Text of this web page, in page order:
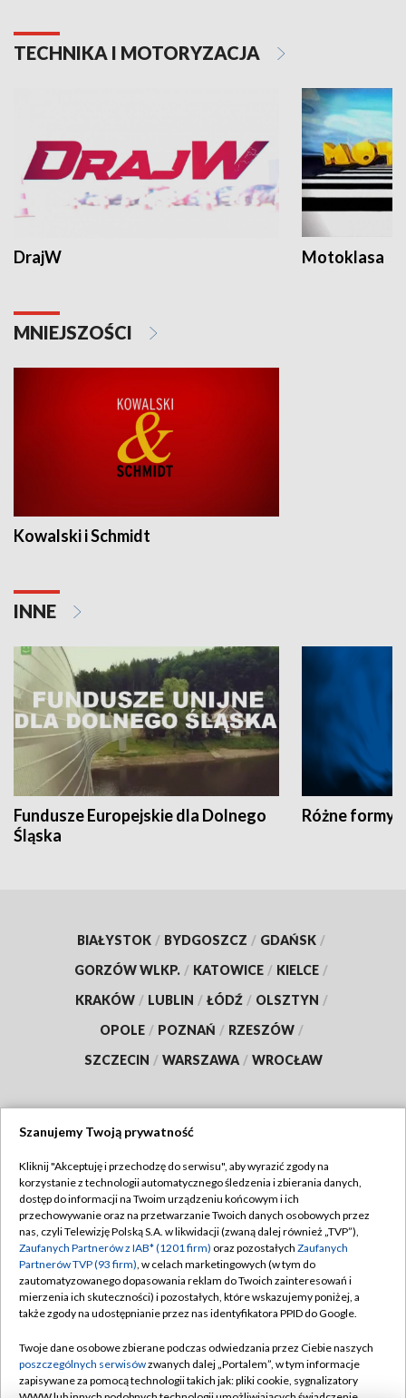
TECHNIKA I MOTORYZACJA
DrajW Motoklasa
MNIEJSZOŚCI
Kowalski i Schmidt
INNE
Fundusze Europejskie dla Dolnego
Śląska
Różne formy
BIAŁYSTOK / BYDGOSZCZ / GDAŃSK /
GORZÓW WLKP. / KATOWICE / KIELCE /
KRAKÓW / LUBLIN / ŁÓDŹ / OLSZTYN /
OPOLE / POZNAŃ / RZESZÓW /
SZCZECIN / WARSZAWA / WROCŁAW
TVP
Abonament TVP
Emisja w TVP
Centrum informacji TVP
Naziemna Telewizja Cyfrowa
Rada Programowa
System NOS
Regulamin TVP
Polityka prywatności
Moje zgody
Pomoc
Kontakt
Szanujemy Twoją prywatność
Kliknij "Akceptuję i przechodzę do serwisu", aby wyrazić zgody na
korzystanie z technologii automatycznego śledzenia i zbierania danych,
dostęp do informacji na Twoim urządzeniu końcowym i ich
przechowywanie oraz na przetwarzanie Twoich danych osobowych przez
nas, czyli Telewizję Polską S.A. w likwidacji (zwaną dalej również „TVP”),
Zaufanych Partnerów z IAB* (1201 firm) oraz pozostałych Zaufanych
Partnerów TVP (93 firm), w celach marketingowych (w tym do
zautomatyzowanego dopasowania reklam do Twoich zainteresowań i
mierzenia ich skuteczności) i pozostałych, które wskazujemy poniżej, a
także zgody na udostępnianie przez nas identyfikatora PPID do Google.
Twoje dane osobowe zbierane podczas odwiedzania przez Ciebie naszych
poszczególnych serwisówzwanych dalej „Portalem”, w tym informacje
zapisywane za pomocą technologii takich jak: pliki cookie, sygnalizatory